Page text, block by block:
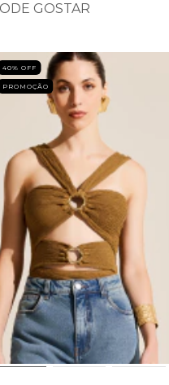
GOSTAR
40% OFF
PROMOÇÃO